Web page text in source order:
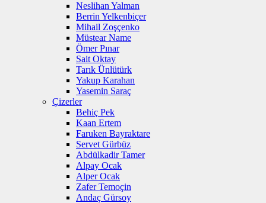
Neslihan Yalman
Berrin Yelkenbiçer
Mihail Zoşçenko
Müstear Name
Ömer Pınar
Sait Oktay
Tarık Ünlütürk
Yakup Karahan
Yasemin Saraç
Çizerler
Behiç Pek
Kaan Ertem
Faruken Bayraktare
Servet Gürbüz
Abdülkadir Tamer
Alpay Ocak
Alper Ocak
Zafer Temoçin
Andaç Gürsoy